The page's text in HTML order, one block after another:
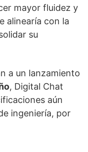
mayor fluidez y
alinearía con la
su
a un lanzamiento
, Digital Chat
aún
ingeniería, por